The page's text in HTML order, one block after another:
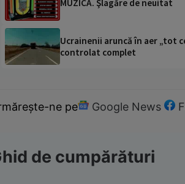
MUZICĂ. Şlagăre de neuitat
Ucrainenii aruncă în aer „tot
controlat complet
ne pe Google News
de cumpărături